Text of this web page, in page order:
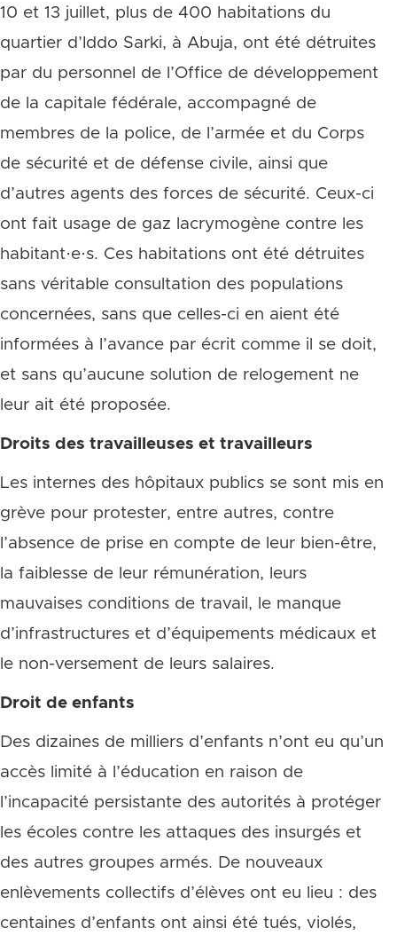
10 et 13 juillet, plus de 400 habitations du
quartier d’Iddo Sarki, à Abuja, ont été détruites
par du personnel de l’Office de développement
de la capitale fédérale, accompagné de
membres de la police, de l’armée et du Corps
de sécurité et de défense civile, ainsi que
d’autres agents des forces de sécurité. Ceux-ci
ont fait usage de gaz lacrymogène contre les
habitant·e·s. Ces habitations ont été détruites
sans véritable consultation des populations
concernées, sans que celles-ci en aient été
informées à l’avance par écrit comme il se doit,
et sans qu’aucune solution de relogement ne
leur ait été proposée.
Droits des travailleuses et travailleurs
Les internes des hôpitaux publics se sont mis en
grève pour protester, entre autres, contre
l’absence de prise en compte de leur bien-être,
la faiblesse de leur rémunération, leurs
mauvaises conditions de travail, le manque
d’infrastructures et d’équipements médicaux et
le non-versement de leurs salaires.
Droit de enfants
Des dizaines de milliers d’enfants n’ont eu qu’un
accès limité à l’éducation en raison de
l’incapacité persistante des autorités à protéger
les écoles contre les attaques des insurgés et
des autres groupes armés. De nouveaux
enlèvements collectifs d’élèves ont eu lieu : des
centaines d’enfants ont ainsi été tués, violés,